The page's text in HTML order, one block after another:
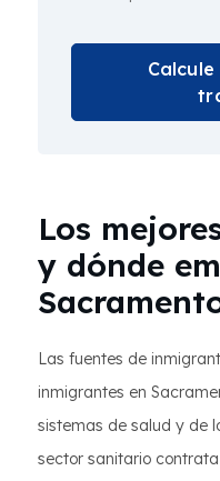
Los
y dónde
Las fuentes de
inmigrantes en
sistemas de salud y de
sector sanitario